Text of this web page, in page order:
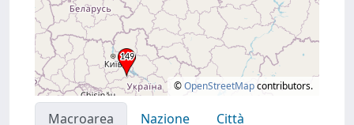
©OpenStreetMapcontributors.
Macroarea Nazione
Città